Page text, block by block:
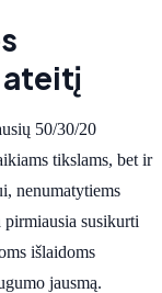
50/30/20
tikslams, bet ir
nenumatytiems
pirmiausia susikurti
išlaidoms
jausmą.